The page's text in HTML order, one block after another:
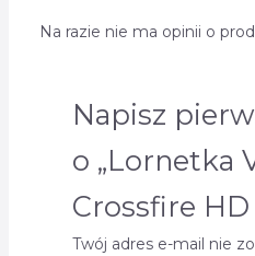
Na razie nie ma opinii o
Napisz
o „Lornetka
Crossfire HD
Twój adres e-mail nie